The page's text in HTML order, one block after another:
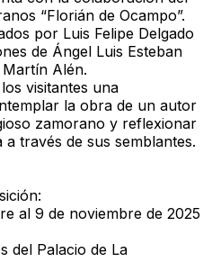
“Florián de Ocampo”.
por Luis Felipe Delgado
de Ángel Luis Esteban
Alén.
visitantes una
la obra de un autor
zamorano y reflexionar
través de sus semblantes.
al 9 de noviembre de 2025
del Palacio de La